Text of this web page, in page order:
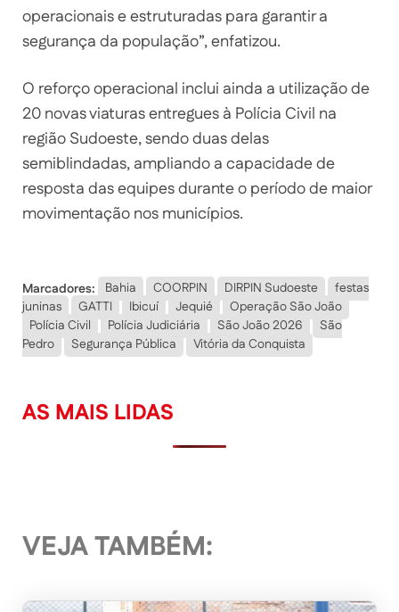
operacionais e estruturadas para garantir a
segurança da população”, enfatizou.
O reforço operacional inclui ainda a utilização de
20 novas viaturas entregues à Polícia Civil na
região Sudoeste, sendo duas delas
semiblindadas, ampliando a capacidade de
resposta das equipes durante o período de maior
movimentação nos municípios.
Marcadores: Bahia COORPIN DIRPIN Sudoeste
festas
juninas
GATTI Ibicuí Jequié
Operação São João
Polícia Civil
Polícia Judiciária São João 2026
São
Pedro
Segurança Pública Vitória da Conquista
AS MAIS LIDAS
VEJA TAMBÉM: